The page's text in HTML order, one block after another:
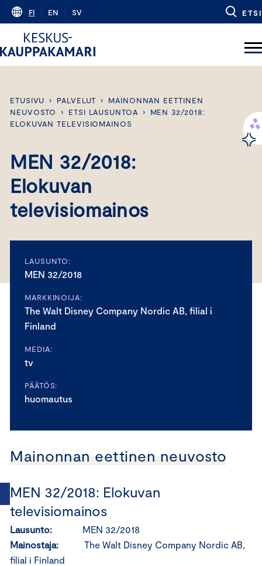
Skip
content
FI EN SV ETSI
ETUSIVU › PALVELUT ›
MAINONNAN EETTINEN
NEUVOSTO
› ETSI LAUSUNTOA ›
MEN 32/2018:
ELOKUVAN TELEVISIOMAINOS
MEN 32/2018:
Elokuvan
televisiomainos
LAUSUNTO:
MEN 32/2018
MARKKINOIJA:
The Walt Disney Company Nordic AB, filial i
Finland
MEDIA:
tv
PÄÄTÖS:
huomautus
Mainonnan eettinen neuvosto
MEN 32/2018: Elokuvan
televisiomainos
Lausunto: MEN 32/2018
Mainostaja: The Walt Disney Company Nordic AB,
filial i Finland